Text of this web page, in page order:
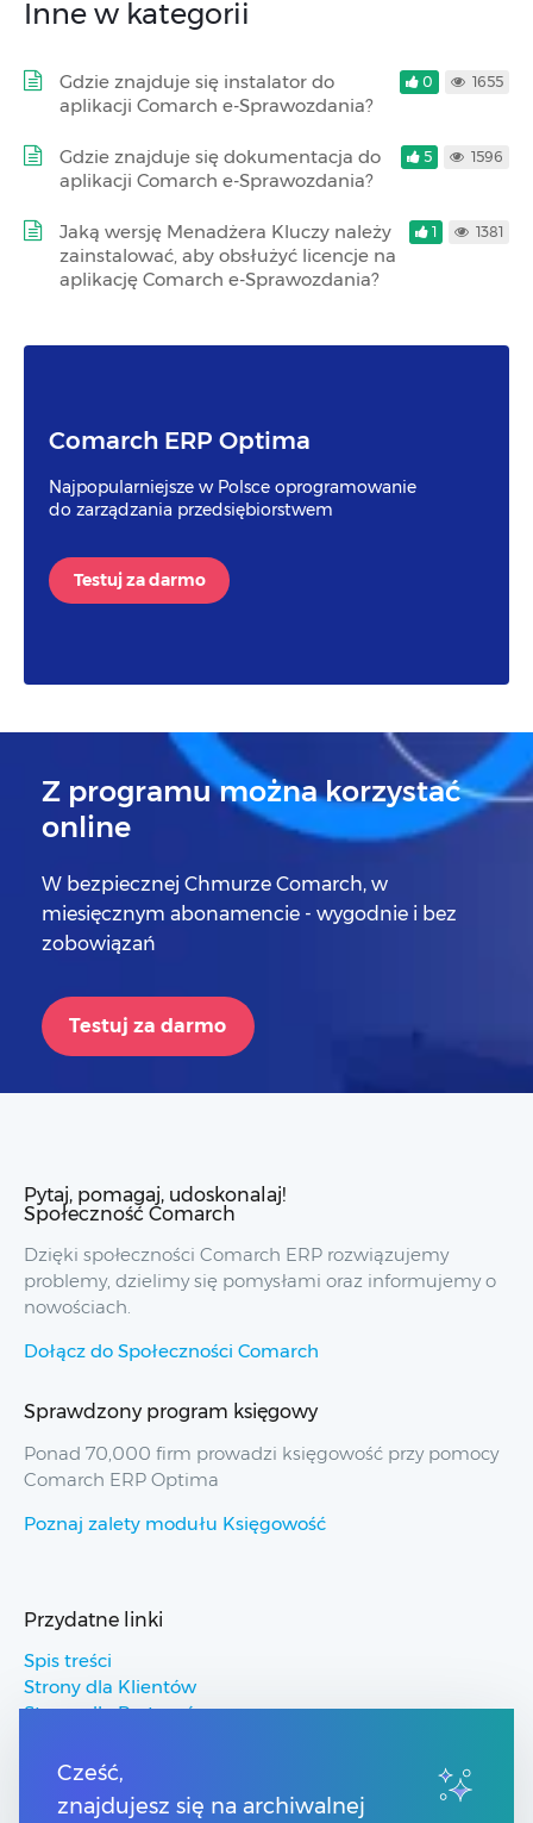
Inne w kategorii
Gdzie znajduje się instalator do
aplikacji Comarch e-Sprawozdania?
0 1655
Gdzie znajduje się dokumentacja do
aplikacji Comarch e-Sprawozdania?
5 1596
Jaką wersję Menadżera Kluczy należy
zainstalować, aby obsłużyć licencje na
aplikację Comarch e-Sprawozdania?
1 1381
Comarch ERP Optima
Najpopularniejsze w Polsce oprogramowanie
do zarządzania przedsiębiorstwem
Testuj za darmo
Z programu można korzystać
online
W bezpiecznej Chmurze Comarch, w
miesięcznym abonamencie - wygodnie i bez
zobowiązań
Testuj za darmo
Pytaj, pomagaj, udoskonalaj!
Społeczność Comarch
Dzięki społeczności Comarch ERP rozwiązujemy
problemy, dzielimy się pomysłami oraz informujemy o
nowościach.
Dołącz do Społeczności Comarch
Sprawdzony program księgowy
Ponad 70,000 firm prowadzi księgowość przy pomocy
Comarch ERP Optima
Poznaj zalety modułu Księgowość
Przydatne linki
Spis treści
Strony dla Klientów
Strony dla Partnerów
Pomoc Comarch Betterfly
Pomoc Comarch e-Sklep
Pomoc Comarch HRM
Cześć,
znajdujesz się na archiwalnej